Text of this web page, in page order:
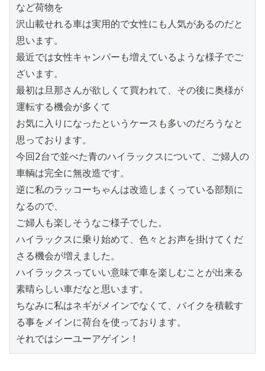
など荷物を
沢山載せれる車は実用的で女性にも人気があるのだと
思います。
最近では女性キャンパーも増えているような様子でご
ざいます。
最初は旦那さんが欲しくて買われて、その後に奥様が
運転する機会が多くて
お気に入りになったというケースも多いのだろうなと
思っております。
今回2台で並べた青のハイラックスについて、ご婦人の
車輌は完全に無改造です。
逆に私のラッコーちゃんは改造しまくっている部類に
なるので、
ご婦人も楽しそうなご様子でした。
ハイラックスに乗り始めて、色々とお声を掛けてくだ
さる機会が増えました。
ハイラックスっていい意味で車を楽しむことが出来る
素晴らしい車だなと思います。
ちなみに私はネギがメインでなくて、バイクを積載す
る事をメインに荷台を使っております。
それではシーユーアゲイン！